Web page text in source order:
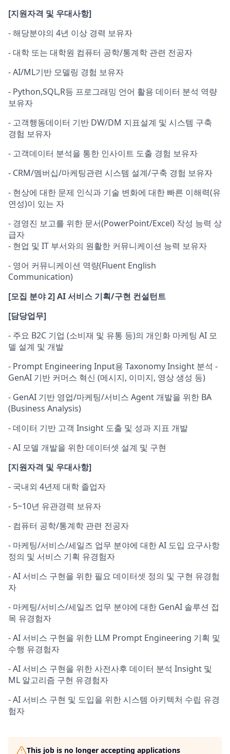
[지원자격 및 우대사항]
- 해당분야의 4년 이상 경력 보유자
- 대학 또는 대학원 컴퓨터 공학/통계학 관련 전공자
- AI/ML기반 모델링 경험 보유자
- Python,SQL,R등 프로그래밍 언어 활용 데이터 분석 역량
보유자
- 고객행동데이터 기반 DW/DM 지표설계 및 시스템 구축
경험 보유자
- 고객데이터 분석을 통한 인사이트 도출 경험 보유자
- CRM/멤버십/마케팅관련 시스템 설계/구축 경험 보유자
- 현상에 대한 문제 인식과 기술 변화에 대한 빠른 이해력(유
연성)이 있는 자
- 경영진 보고를 위한 문서(PowerPoint/Excel) 작성 능력 상
급자
- 현업 및 IT 부서와의 원활한 커뮤니케이션 능력 보유자
- 영어 커뮤니케이션 역량(Fluent English
Communication)
[모집 분야 2] AI 서비스 기획/구현 컨설턴트
[담당업무]
- 주요 B2C 기업 (소비재 및 유통 등)의 개인화 마케팅 AI 모
델 설계 및 개발
- Prompt Engineering Input용 Taxonomy Insight 분석 -
GenAI 기반 커머스 혁신 (메시지, 이미지, 영상 생성 등)
- GenAI 기반 영업/마케팅/서비스 Agent 개발을 위한 BA
(Business Analysis)
- 데이터 기반 고객 Insight 도출 및 성과 지표 개발
- AI 모델 개발을 위한 데이터셋 설계 및 구현
[지원자격 및 우대사항]
- 국내외 4년제 대학 졸업자
- 5~10년 유관경력 보유자
- 컴퓨터 공학/통계학 관련 전공자
- 마케팅/서비스/세일즈 업무 분야에 대한 AI 도입 요구사항
정의 및 서비스 기획 유경험자
- AI 서비스 구현을 위한 필요 데이터셋 정의 및 구현 유경험
자
- 마케팅/서비스/세일즈 업무 분야에 대한 GenAI 솔루션 접
목 유경험자
- AI 서비스 구현을 위한 LLM Prompt Engineering 기획 및
수행 유경험자
- AI 서비스 구현을 위한 사전사후 데이터 분석 Insight 및
ML 알고리즘 구현 유경험자
- AI 서비스 구현 및 도입을 위한 시스템 아키텍처 수립 유경
험자
This job is no longer accepting applications